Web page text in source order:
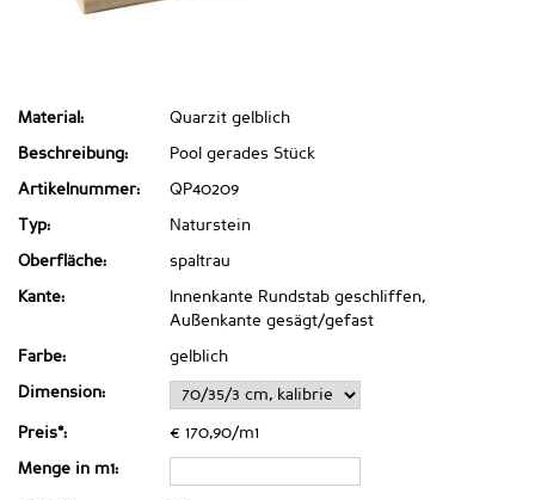
Material: Quarzit gelblich
Beschreibung: Pool gerades Stück
Artikelnummer: QP40209
Typ: Naturstein
Oberfläche: spaltrau
Kante:
Innenkante Rundstab geschliffen,
Außenkante gesägt/gefast
Farbe: gelblich
Dimension:
Preis*: € 170,90/m1
Menge in m1: